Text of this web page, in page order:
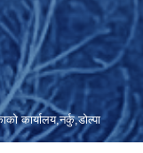
कार्यालय,नर्कु,डोल्पा